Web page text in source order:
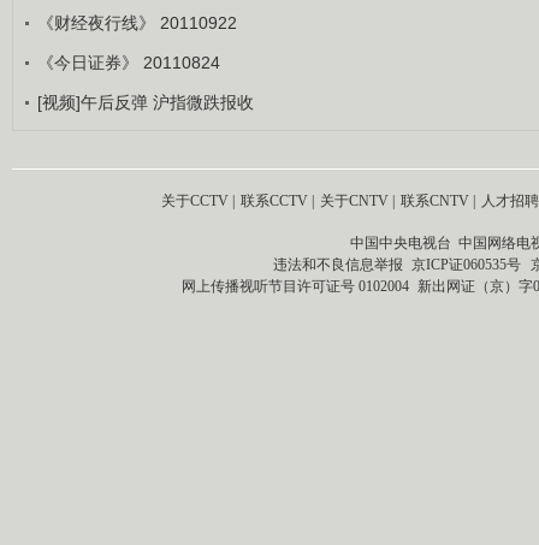
《财经夜行线》 20110922
《今日证券》 20110824
[视频]午后反弹 沪指微跌报收
关于CCTV | 联系CCTV | 关于CNTV | 联系CNTV | 人才招聘
中国中央电视台 中国网络电
违法和不良信息举报 京ICP证060535号
网上传播视听节目许可证号 0102004 新出网证（京）